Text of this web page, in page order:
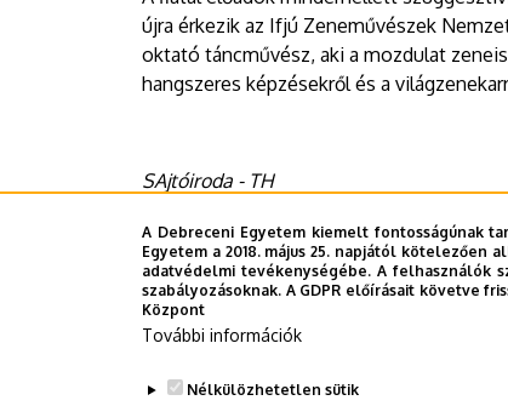
újra érkezik az Ifjú Zeneművészek
oktató táncművész, aki a mozdulat
hangszeres képzésekről és a
SAjtóiroda - TH
A Debreceni Egyetem kiemelt fontosságúnak
Egyetem a 2018. május 25. napjától
adatvédelmi tevékenységébe. A felhasználók
szabályozásoknak. A GDPR előírásait követve
Központ
További információk
Nélkülözhetetlen sütik